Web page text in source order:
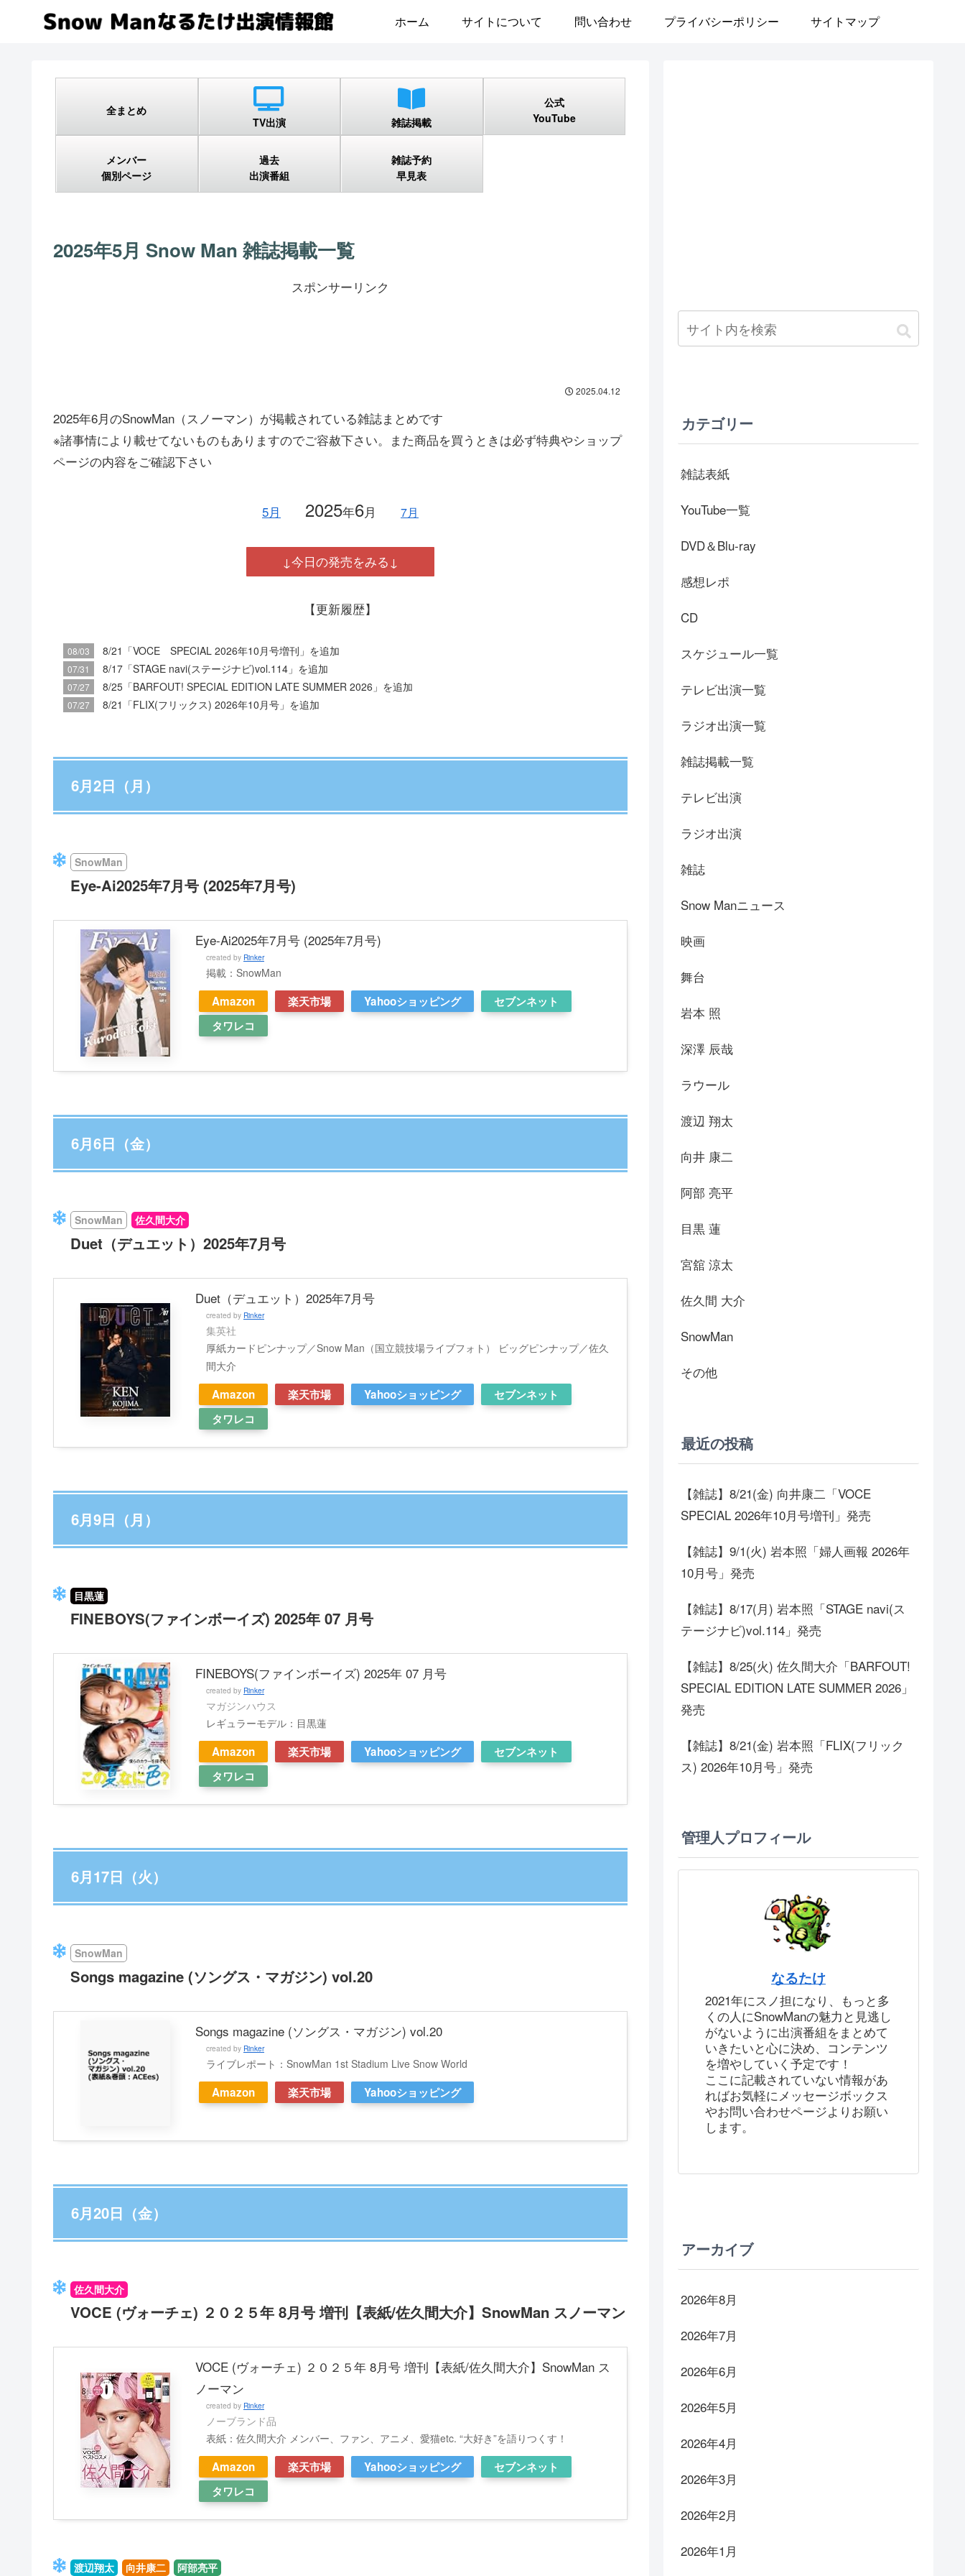
ホーム サイトについて 問い合わせ プライバシーポリシー サイトマップ
全まとめ
TV出演
雑誌掲載
公式
YouTube
メンバー
個別ページ
過去
出演番組
雑誌予約
早見表
2025年5月 Snow Man 雑誌掲載一覧
スポンサーリンク
2025.04.12
2025年6月のSnowMan（スノーマン）が掲載されている雑誌まとめです
※諸事情により載せてないものもありますのでご容赦下さい。また商品を買うときは必ず特典やショップ
ページの内容をご確認下さい
5月 2025年6月 7月
↓今日の発売をみる↓
【更新履歴】
08/03 8/21「VOCE SPECIAL 2026年10月号増刊」を追加
07/31 8/17「STAGE navi(ステージナビ)vol.114」を追加
07/27 8/25「BARFOUT! SPECIAL EDITION LATE SUMMER 2026」を追加
07/27 8/21「FLIX(フリックス) 2026年10月号」を追加
6月2日（月）
SnowMan
Eye-Ai2025年7月号 (2025年7月号)
Eye-Ai2025年7月号 (2025年7月号)
created by Rinker
掲載：SnowMan
Amazon 楽天市場 Yahooショッピング
セブンネット
タワレコ
6月6日（金）
SnowMan 佐久間大介
Duet（デュエット）2025年7月号
Duet（デュエット）2025年7月号
created by Rinker
集英社
厚紙カードピンナップ／Snow Man（国立競技場ライブフォト） ビッグピンナップ／佐久
間大介
Amazon 楽天市場 Yahooショッピング
セブンネット
タワレコ
6月9日（月）
目黒蓮
FINEBOYS(ファインボーイズ) 2025年 07 月号
FINEBOYS(ファインボーイズ) 2025年 07 月号
created by Rinker
マガジンハウス
レギュラーモデル：目黒蓮
Amazon 楽天市場 Yahooショッピング
セブンネット
タワレコ
6月17日（火）
SnowMan
Songs magazine (ソングス・マガジン) vol.20
Songs magazine (ソングス・マガジン) vol.20
created by Rinker
ライブレポート：SnowMan 1st Stadium Live Snow World
Amazon 楽天市場 Yahooショッピング
6月20日（金）
佐久間大介
VOCE (ヴォーチェ) ２０２５年 8月号 増刊【表紙/佐久間大介】SnowMan スノーマン
VOCE (ヴォーチェ) ２０２５年 8月号 増刊【表紙/佐久間大介】SnowMan ス
ノーマン
created by Rinker
ノーブランド品
表紙：佐久間大介 メンバー、ファン、アニメ、愛猫etc. “大好き”を語りつくす！
Amazon 楽天市場 Yahooショッピング
セブンネット
タワレコ
渡辺翔太 向井康二 阿部亮平
カテゴリー
雑誌表紙
YouTube一覧
DVD＆Blu-ray
感想レポ
CD
スケジュール一覧
テレビ出演一覧
ラジオ出演一覧
雑誌掲載一覧
テレビ出演
ラジオ出演
雑誌
Snow Manニュース
映画
舞台
岩本 照
深澤 辰哉
ラウール
渡辺 翔太
向井 康二
阿部 亮平
目黒 蓮
宮舘 涼太
佐久間 大介
SnowMan
その他
最近の投稿
【雑誌】8/21(金) 向井康二「VOCE
SPECIAL 2026年10月号増刊」発売
【雑誌】9/1(火) 岩本照「婦人画報 2026年
10月号」発売
【雑誌】8/17(月) 岩本照「STAGE navi(ス
テージナビ)vol.114」発売
【雑誌】8/25(火) 佐久間大介「BARFOUT!
SPECIAL EDITION LATE SUMMER 2026」
発売
【雑誌】8/21(金) 岩本照「FLIX(フリック
ス) 2026年10月号」発売
管理人プロフィール
なるたけ
2021年にスノ担になり、もっと多
くの人にSnowManの魅力と見逃し
がないように出演番組をまとめて
いきたいと心に決め、コンテンツ
を増やしていく予定です！
ここに記載されていない情報があ
ればお気軽にメッセージボックス
やお問い合わせページよりお願い
します。
アーカイブ
2026年8月
2026年7月
2026年6月
2026年5月
2026年4月
2026年3月
2026年2月
2026年1月